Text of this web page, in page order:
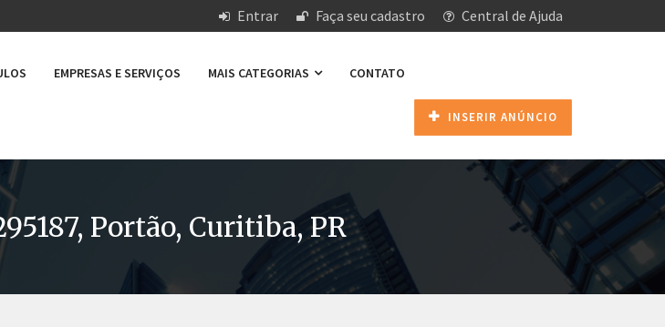
Entrar Faça seu cadastro Central de Ajuda
EMPRESAS E SERVIÇOS MAIS CATEGORIAS CONTATO
INSERIR ANÚNCIO
Portão, Curitiba, PR